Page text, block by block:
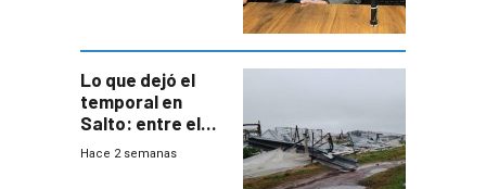
Lo que dejó el
temporal en
Salto: entre el
impacto
Hace 2 semanas